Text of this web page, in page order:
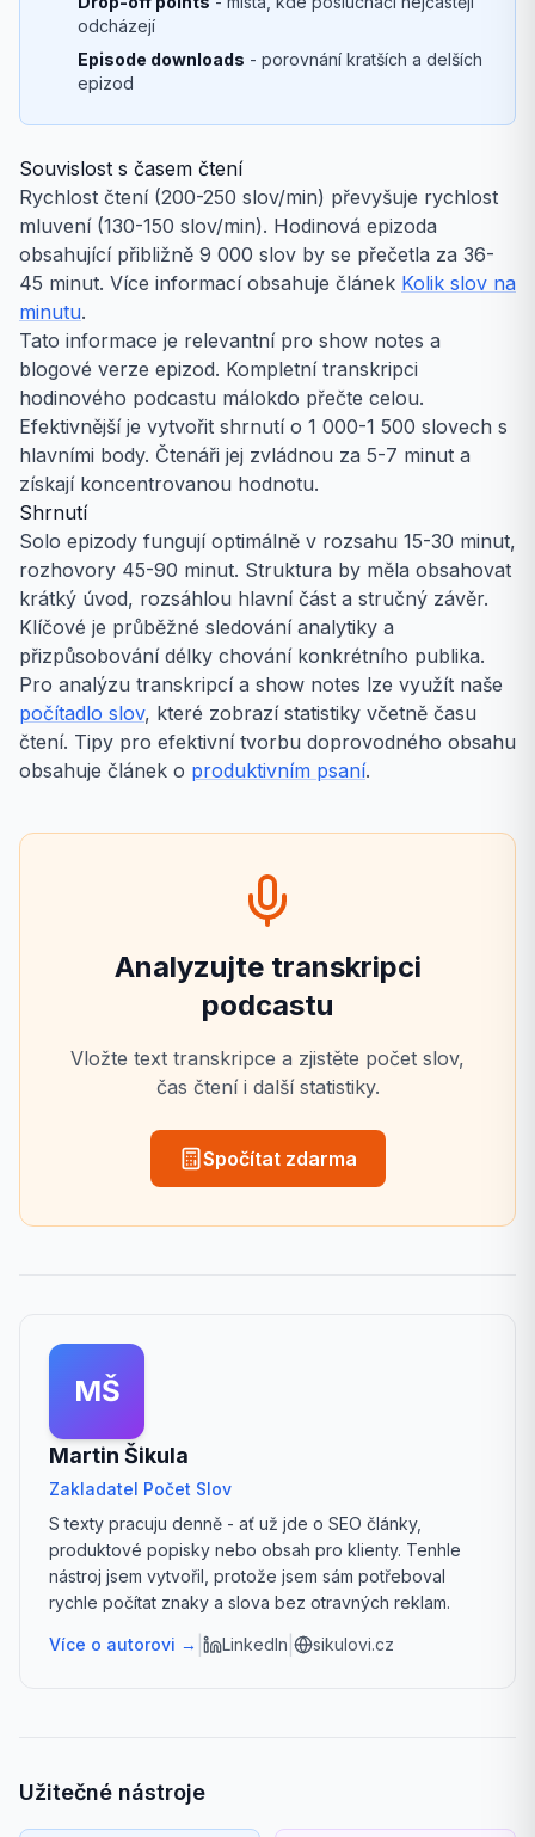
odcházejí
Episode downloads - porovnání kratších a delších
epizod
Souvislost s časem čtení
Rychlost čtení (200-250 slov/min) převyšuje rychlost
mluvení (130-150 slov/min). Hodinová epizoda
obsahující přibližně 9 000 slov by se přečetla za 36-
45 minut. Více informací obsahuje článek Kolik slov na
minutu.
Tato informace je relevantní pro show notes a
blogové verze epizod. Kompletní transkripci
hodinového podcastu málokdo přečte celou.
Efektivnější je vytvořit shrnutí o 1 000-1 500 slovech s
hlavními body. Čtenáři jej zvládnou za 5-7 minut a
získají koncentrovanou hodnotu.
Shrnutí
Solo epizody fungují optimálně v rozsahu 15-30 minut,
rozhovory 45-90 minut. Struktura by měla obsahovat
krátký úvod, rozsáhlou hlavní část a stručný závěr.
Klíčové je průběžné sledování analytiky a
přizpůsobování délky chování konkrétního publika.
Pro analýzu transkripcí a show notes lze využít naše
počítadlo slov, které zobrazí statistiky včetně času
čtení. Tipy pro efektivní tvorbu doprovodného obsahu
obsahuje článek o produktivním psaní.
Analyzujte transkripci
podcastu
Vložte text transkripce a zjistěte počet slov,
čas čtení i další statistiky.
Spočítat zdarma
MŠ
Martin Šikula
Zakladatel Počet Slov
S texty pracuju denně - ať už jde o SEO články,
produktové popisky nebo obsah pro klienty. Tenhle
nástroj jsem vytvořil, protože jsem sám potřeboval
rychle počítat znaky a slova bez otravných reklam.
Více o autorovi → LinkedIn sikulovi.cz
Užitečné nástroje